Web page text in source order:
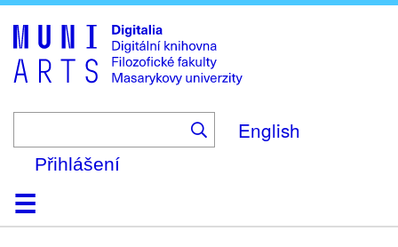
to
main
content
English
Přihlášení
DomůKolekce
Prohlížení
Vyhledávání
O platformě
Nápověda
KontaktDigitalia